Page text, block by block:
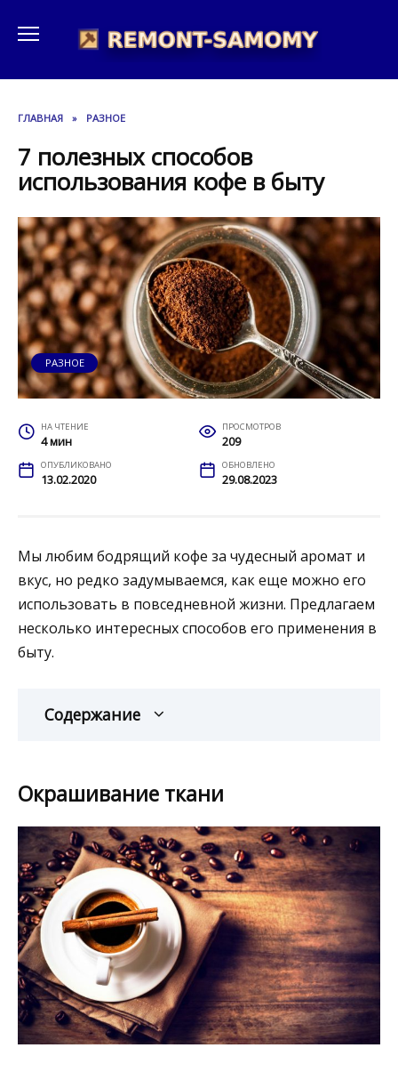
содержанию
ГЛАВНАЯ » РАЗНОЕ
7 полезных способов
использования кофе в быту
РАЗНОЕ
НА ЧТЕНИЕ
4 мин
ПРОСМОТРОВ
209
ОПУБЛИКОВАНО
13.02.2020
ОБНОВЛЕНО
29.08.2023
Мы любим бодрящий кофе за чудесный аромат и
вкус, но редко задумываемся, как еще можно его
использовать в повседневной жизни. Предлагаем
несколько интересных способов его применения в
быту.
Содержание
Окрашивание ткани